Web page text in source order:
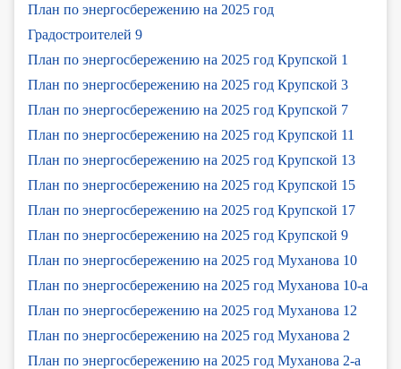
План по энергосбережению на 2025 год
Градостроителей 9
План по энергосбережению на 2025 год Крупской 1
План по энергосбережению на 2025 год Крупской 3
План по энергосбережению на 2025 год Крупской 7
План по энергосбережению на 2025 год Крупской 11
План по энергосбережению на 2025 год Крупской 13
План по энергосбережению на 2025 год Крупской 15
План по энергосбережению на 2025 год Крупской 17
План по энергосбережению на 2025 год Крупской 9
План по энергосбережению на 2025 год Муханова 10
План по энергосбережению на 2025 год Муханова 10-а
План по энергосбережению на 2025 год Муханова 12
План по энергосбережению на 2025 год Муханова 2
План по энергосбережению на 2025 год Муханова 2-а